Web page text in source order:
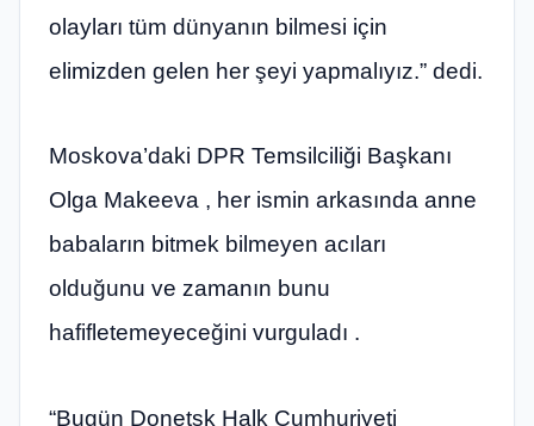
olayları tüm dünyanın bilmesi için
elimizden gelen her şeyi yapmalıyız.” dedi.
Moskova’daki DPR Temsilciliği Başkanı
Olga Makeeva , her ismin arkasında anne
babaların bitmek bilmeyen acıları
olduğunu ve zamanın bunu
hafifletemeyeceğini vurguladı .
“Bugün Donetsk Halk Cumhuriyeti